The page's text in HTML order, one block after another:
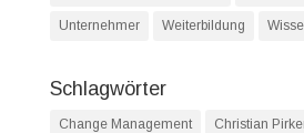
Unternehmer Weiterbildung
Schlagwörter
Change Management Christian